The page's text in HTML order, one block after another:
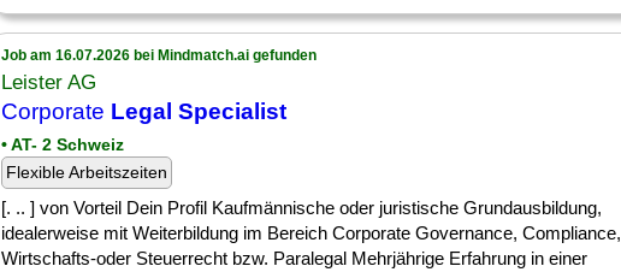
Job am 16.07.2026 bei Mindmatch.ai gefunden
Leister AG
Corporate Legal Specialist
• AT- 2 Schweiz
Flexible Arbeitszeiten
[. .. ] von Vorteil Dein Profil Kaufmännische oder juristische Grundausbildung,
idealerweise mit Weiterbildung im Bereich Corporate Governance, Compliance,
Wirtschafts-oder Steuerrecht bzw. Paralegal Mehrjährige Erfahrung in einer